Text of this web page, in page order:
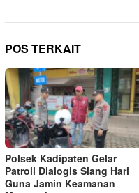
POS TERKAIT
Polsek Kadipaten Gelar
Patroli Dialogis Siang Hari
Guna Jamin Keamanan